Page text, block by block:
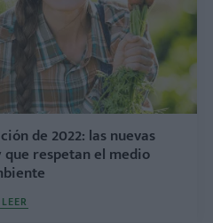
de 2022: las nuevas
respetan el medio
LEER